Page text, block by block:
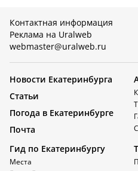
Контактная информация
Реклама на Uralweb
webmaster@uralweb.ru
Новости Екатеринбурга
Статьи
Погода в Екатеринбурге
Почта
Гид по Екатеринбургу
Места